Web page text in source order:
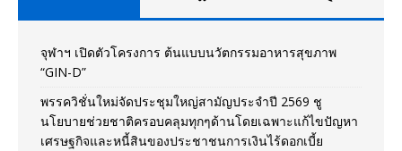
จุฬาฯ เปิดตัวโครงการ ต้นแบบนวัตกรรมอาหารสุขภาพ
“GIN-D”
พรรควิชั่นใหม่จัดประชุมใหญ่สามัญประจำปี 2569 ชู
นโยบายช่วยชาติครอบคลุมทุกๆด้านโดยเฉพาะแก้ไขปัญหา
เศรษฐกิจและหนี้สินของประชาชนการเงินไร้ดอกเบี้ย